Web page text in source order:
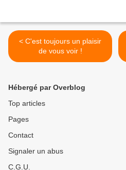
< C'est toujours un plaisir
de vous voir !
Hébergé par Overblog
Top articles
Pages
Contact
Signaler un abus
C.G.U.